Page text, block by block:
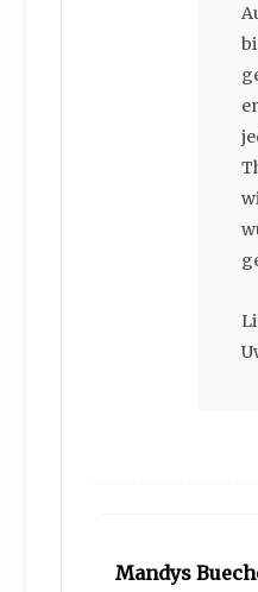
Mandys